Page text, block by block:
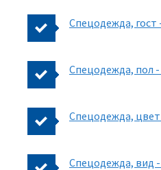
Спецодежда, гост
Спецодежда, пол
Спецодежда,
Спецодежда, вид